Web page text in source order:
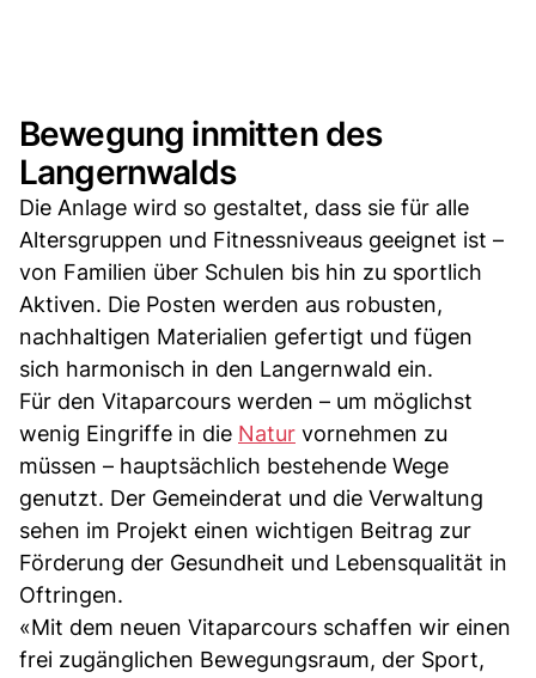
Bewegung inmitten des
Langernwalds
Die Anlage wird so gestaltet, dass sie für alle
Altersgruppen und Fitnessniveaus geeignet ist –
von Familien über Schulen bis hin zu sportlich
Aktiven. Die Posten werden aus robusten,
nachhaltigen Materialien gefertigt und fügen
sich harmonisch in den Langernwald ein.
Für den Vitaparcours werden – um möglichst
wenig Eingriffe in die Natur vornehmen zu
müssen – hauptsächlich bestehende Wege
genutzt. Der Gemeinderat und die Verwaltung
sehen im Projekt einen wichtigen Beitrag zur
Förderung der Gesundheit und Lebensqualität in
Oftringen.
«Mit dem neuen Vitaparcours schaffen wir einen
frei zugänglichen Bewegungsraum, der Sport,